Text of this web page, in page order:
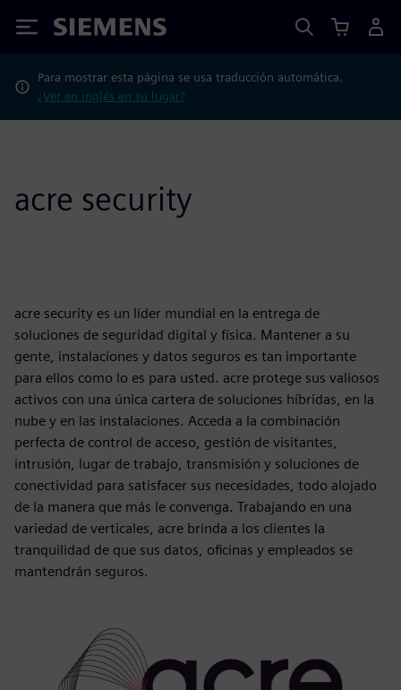
Siemens
Para mostrar esta página se usa traducción automática.
¿Ver en inglés en su lugar?
acre security
acre security es un líder mundial en la entrega de
soluciones de seguridad digital y física. Mantener a su
gente, instalaciones y datos seguros es tan importante
para ellos como lo es para usted. acre protege sus valiosos
activos con una única cartera de soluciones híbridas, en la
nube y en las instalaciones. Acceda a la combinación
perfecta de control de acceso, gestión de visitantes,
intrusión, lugar de trabajo, transmisión y soluciones de
conectividad para satisfacer sus necesidades, todo alojado
de la manera que más le convenga. Trabajando en una
variedad de verticales, acre brinda a los clientes la
tranquilidad de que sus datos, oficinas y empleados se
mantendrán seguros.